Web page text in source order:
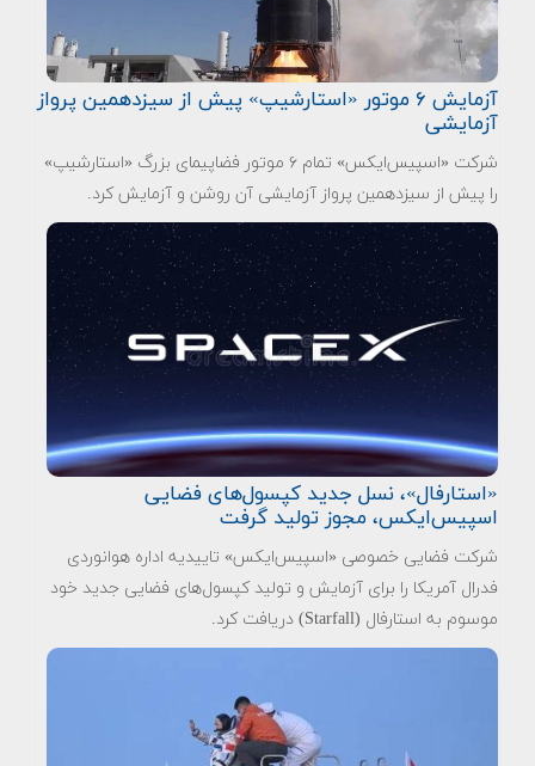
آزمایش ۶ موتور «استارشیپ» پیش از سیزدهمین پرواز
آزمایشی
شرکت «اسپیس‌ایکس» تمام ۶ موتور فضاپیمای بزرگ «استارشیپ»
را پیش از سیزدهمین پرواز آزمایشی آن روشن و آزمایش کرد.
«استارفال»، نسل جدید کپسول‌های فضایی
اسپیس‌ایکس، مجوز تولید گرفت
شرکت فضایی خصوصی «اسپیس‌ایکس» تاییدیه اداره هوانوردی
فدرال آمریکا را برای آزمایش و تولید کپسول‌های فضایی جدید خود
موسوم به استارفال (Starfall) دریافت کرد.